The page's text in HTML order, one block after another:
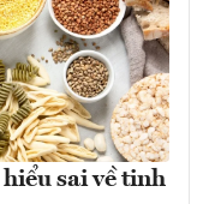
sai về tinh